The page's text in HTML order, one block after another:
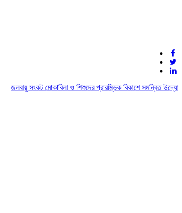
জলবায়ু সংকট মোকাবিলা ও শিশুদের প্রারম্ভিক বিকাশে সমন্বিত উদ্যোগের